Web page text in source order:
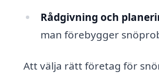
Rådgivning och
man förebygger
Att välja rätt företag för